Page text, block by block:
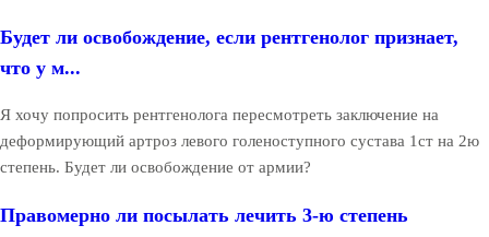
Будет ли освобождение, если рентгенолог признает,
что у м...
Я хочу попросить рентгенолога пересмотреть заключение на
деформирующий артроз левого голеноступного сустава 1ст на 2ю
степень. Будет ли освобождение от армии?
Правомерно ли посылать лечить 3-ю степень